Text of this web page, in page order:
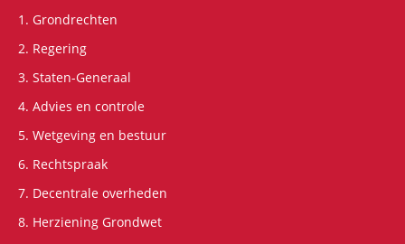
1. Grondrechten
2. Regering
3. Staten-Generaal
4. Advies en controle
5. Wetgeving en bestuur
6. Rechtspraak
7. Decentrale overheden
8. Herziening Grondwet